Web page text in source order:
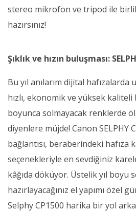
stereo mikrofon ve tripod ile
hazırsınız!
Şıklık ve hızın buluşması:
Bu yıl anılarım dijital hafızalarda
hızlı, ekonomik ve yüksek kaliteli
boyunca solmayacak renklerde
diyenlere müjde! Canon SELPHY
bağlantısı, beraberindeki hafıza
seçenekleriyle en sevdiğiniz
kâğıda döküyor. Üstelik yıl boyu
hazırlayacağınız el yapımı özel
Selphy CP1500 harika bir yol